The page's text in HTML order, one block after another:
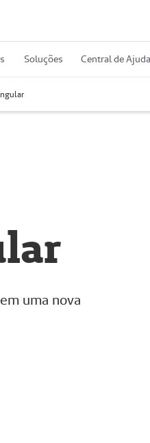
Soluções Central de Ajuda
uma nova